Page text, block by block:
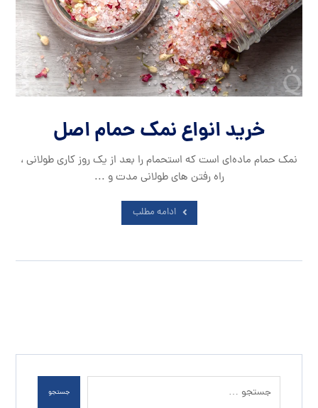
خرید انواع نمک حمام اصل
نمک حمام ماده‌ای است که استحمام را بعد از یک روز کاری طولانی ،
راه رفتن های طولانی مدت و ...
ادامه مطلب
جستجو